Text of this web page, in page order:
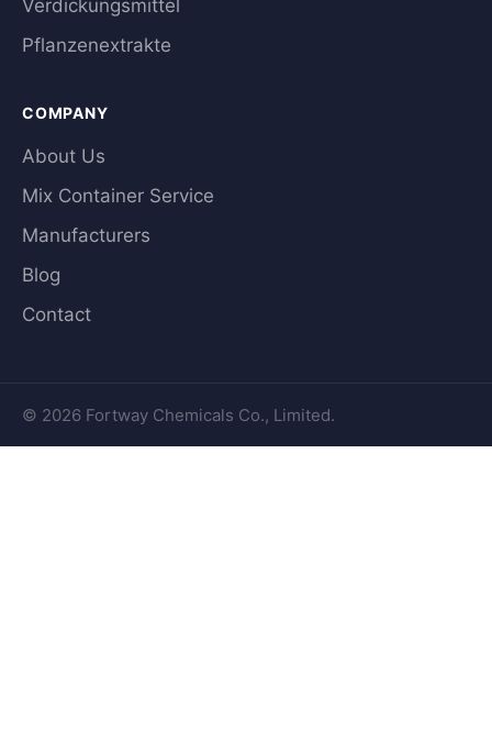
Verdickungsmittel
Pflanzenextrakte
COMPANY
About Us
Mix Container Service
Manufacturers
Blog
Contact
© 2026 Fortway Chemicals Co., Limited.